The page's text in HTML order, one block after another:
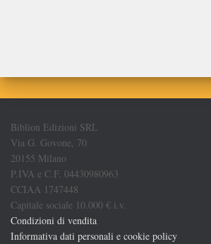
Biblion Edizioni SRL
Via G. Govone, 70
20155 Milano
P.IVA e C.F. 04430980963
CCIAA 1747448
Capitale sociale 10.000 € i.v.
Condizioni di vendita
Informativa dati personali e cookie policy